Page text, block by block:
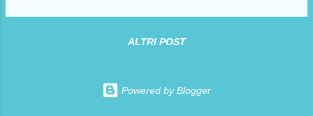
mi pare di conoscerlo da sempre, strano
questo scambio di sguardi porta a ritrovare
una memoria di sé atavica e autentica. Jung lo
ALTRI POST
Powered by Blogger